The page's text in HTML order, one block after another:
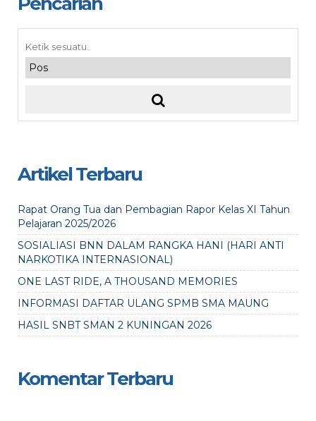
Artikel Terbaru
Rapat Orang Tua dan Pembagian Rapor Kelas XI Tahun
Pelajaran 2025/2026
SOSIALIASI BNN DALAM RANGKA HANI (HARI ANTI
NARKOTIKA INTERNASIONAL)
ONE LAST RIDE, A THOUSAND MEMORIES
INFORMASI DAFTAR ULANG SPMB SMA MAUNG
HASIL SNBT SMAN 2 KUNINGAN 2026
Komentar Terbaru